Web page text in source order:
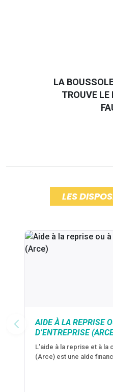
LA
TROUVE LE
LES
AIDE À LA REPRISE
D’ENTREPRISE
L'aide à la reprise et à la
(Arce) est une aide